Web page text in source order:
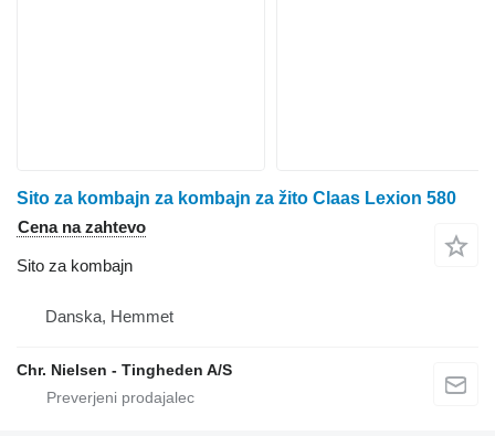
Sito za kombajn za kombajn za žito Claas Lexion 580
Cena na zahtevo
Sito za kombajn
Danska, Hemmet
Chr. Nielsen - Tingheden A/S